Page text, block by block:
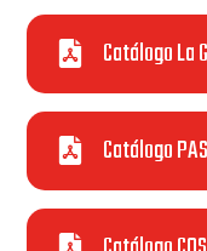
Catálogo La
Catálogo